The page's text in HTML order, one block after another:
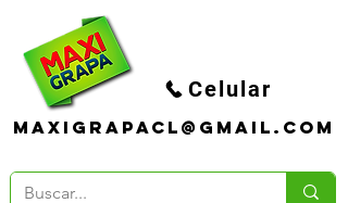
Celular
maxigrapacl@gmail.com